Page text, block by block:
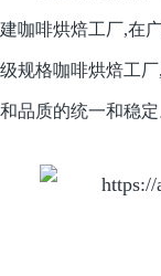
建咖啡烘焙工厂,在
级规格咖啡烘焙工
和品质的统一和稳定